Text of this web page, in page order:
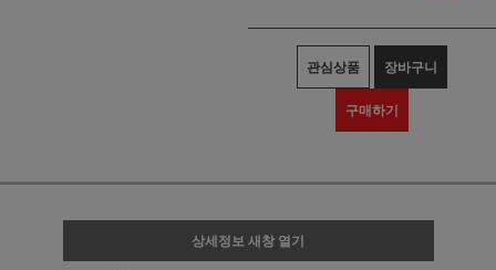
관심상품 장바구니
구매하기
상세정보 새창 열기